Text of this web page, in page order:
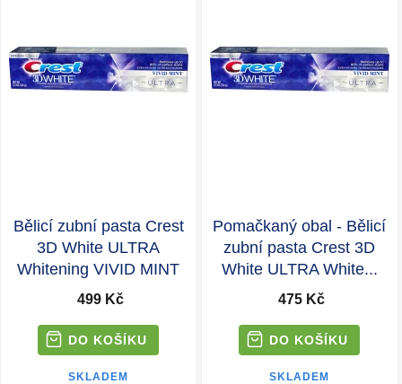
Bělicí zubní pasta Crest
3D White ULTRA
Whitening VIVID MINT
499 Kč
SKLADEM
Pomačkaný obal - Bělicí
zubní pasta Crest 3D
White ULTRA White...
475 Kč
SKLADEM